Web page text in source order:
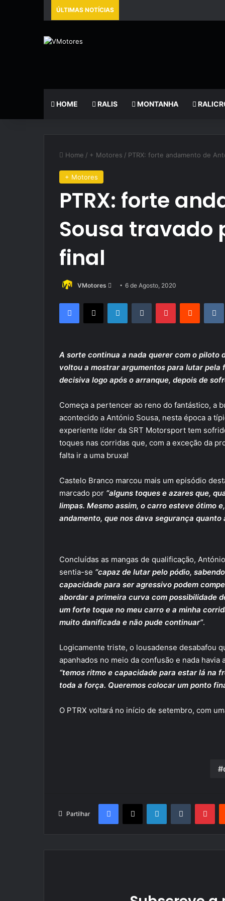
ÚLTIMAS NOTÍCIAS
HOME RALIS MONTANHA
Home / + Motores / PTRX: forte andamento de
+ Motores
PTRX: forte
Sousa travado
final
VMotores
Send
email
6 de Agosto, 2020
Facebook
X LinkedInTumblr PinterestReddit
A sorte continua a nada querer com o piloto
voltou a mostrar argumentos para lutar
decisiva logo após o arranque, depois de
Começa a pertencer ao reno do fantástico, a
acontecido a António Sousa, nesta época a
experiente líder da SRT Motorsport tem
toques nas corridas que, com a exceção da
falta ir a uma bruxa!
Castelo Branco marcou mais um episódio
marcado por “alguns toques e azares que,
limpas. Mesmo assim, o carro esteve ótimo
andamento, que nos dava segurança
Concluídas as mangas de qualificação,
sentia-se “capaz de lutar pelo pódio,
capacidade para ser agressivo podem
abordar a primeira curva com possibilidade
um forte toque no meu carro e a minha
muito danificada e não pude continuar”.
Logicamente triste, o lousadense desabafou
apanhados no meio da confusão e nada havia
“temos ritmo e capacidade para estar lá na
toda a força. Queremos colocar um ponto
O PTRX voltará no início de setembro, com
Partilhar
Facebook
X LinkedInTumblr